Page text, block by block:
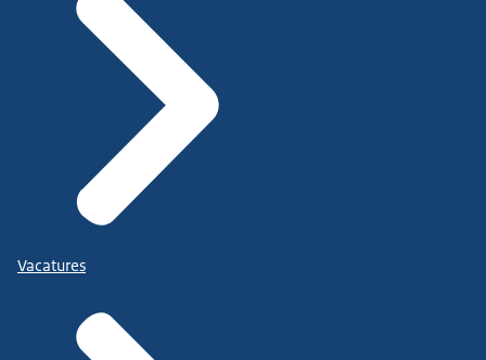
Vacatures